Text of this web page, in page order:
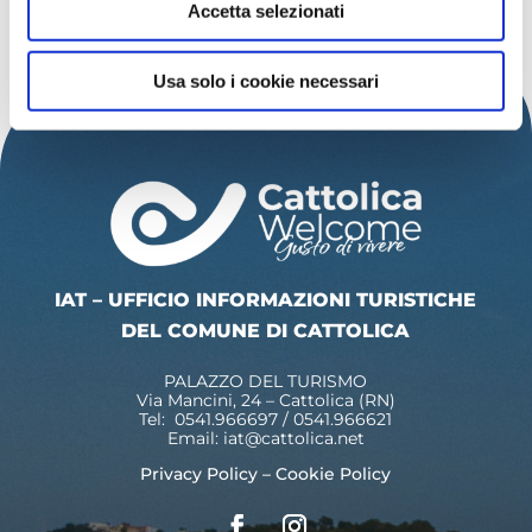
Accetta selezionati
Usa solo i cookie necessari
SCOPRI ALTRI EVENTI
IAT – UFFICIO INFORMAZIONI TURISTICHE
DEL COMUNE DI CATTOLICA
PALAZZO DEL TURISMO
Via Mancini, 24 – Cattolica (RN)
Tel: 0541.966697 / 0541.966621
Email: iat@cattolica.net
Privacy Policy –Cookie Policy